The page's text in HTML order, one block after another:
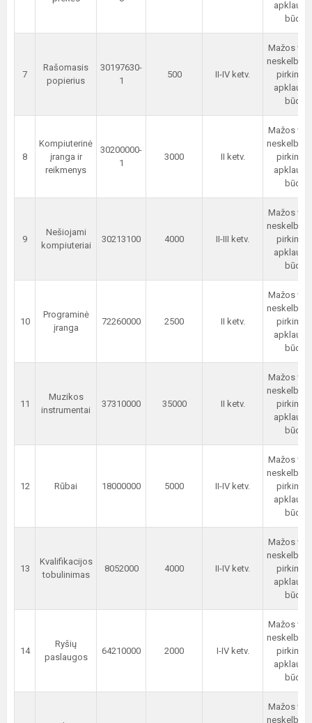
būdu
7
Rašomasis
popierius
30197630-
1
500 II-IV ketv.
Mažos
būdu
8
Kompiuterinė
įranga ir
reikmenys
30200000-
1
3000 II ketv.
Mažos
būdu
9
Nešiojami
kompiuteriai
30213100 4000 II-III ketv.
Mažos
būdu
10
Programinė
įranga
72260000 2500 II ketv.
Mažos
būdu
11
Muzikos
instrumentai
37310000 35000 II ketv.
Mažos
būdu
12 Rūbai 18000000 5000 II-IV ketv.
Mažos
būdu
13
Kvalifikacijos
tobulinimas
8052000 4000 II-IV ketv.
Mažos
būdu
14
Ryšių
paslaugos
64210000 2000 I-IV ketv.
Mažos
būdu
Mažos